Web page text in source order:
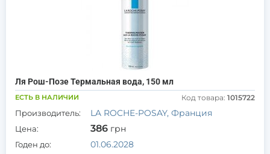
Ля Рош-Позе Термальная вода, 150 мл
ЕСТЬ В НАЛИЧИИ Код товара: 1015722
Производитель: LA ROCHE-POSAY, Франция
Цена: 386 грн
Годен до: 01.06.2028